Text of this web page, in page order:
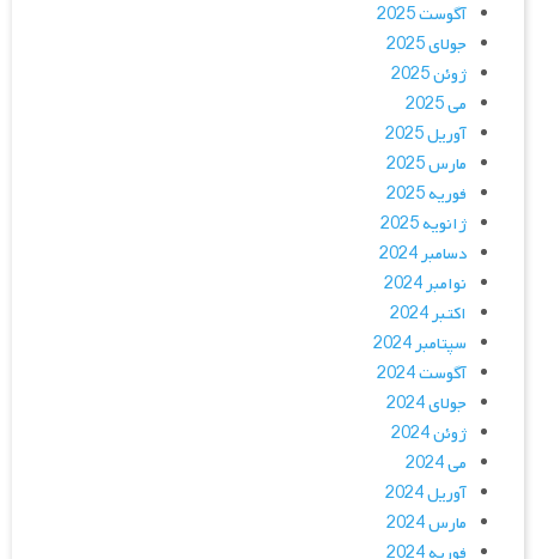
آگوست 2025
جولای 2025
ژوئن 2025
می 2025
آوریل 2025
مارس 2025
فوریه 2025
ژانویه 2025
دسامبر 2024
نوامبر 2024
اکتبر 2024
سپتامبر 2024
آگوست 2024
جولای 2024
ژوئن 2024
می 2024
آوریل 2024
مارس 2024